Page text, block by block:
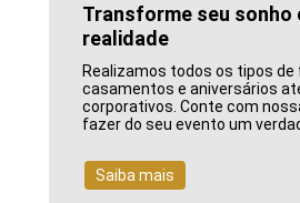
Transforme seu sonho
realidade
Realizamos todos os tipos
casamentos e aniversários
corporativos. Conte com
fazer do seu evento um
Saiba mais